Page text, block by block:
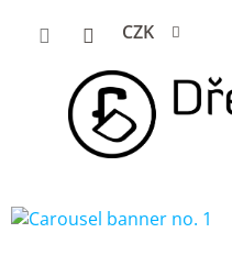
CZK